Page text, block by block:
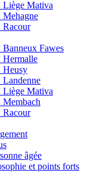
Liège Mativa
Mehagne
Racour
Fawes
Hermalle
Heusy
Landenne
Liège Mativa
Membach
Racour
âgée
et points forts